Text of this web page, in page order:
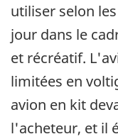
utiliser selon
jour dans le
et récréatif.
limitées en
avion en kit
l'acheteur, et il